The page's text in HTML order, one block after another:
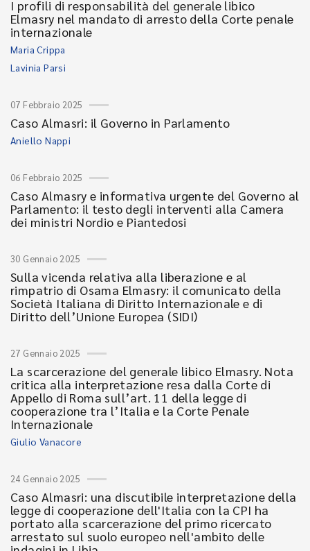
I profili di responsabilità del generale libico
Elmasry nel mandato di arresto della Corte penale
internazionale
Maria Crippa
Lavinia Parsi
07 Febbraio 2025
Caso Almasri: il Governo in Parlamento
Aniello Nappi
06 Febbraio 2025
Caso Almasry e informativa urgente del Governo al
Parlamento: il testo degli interventi alla Camera
dei ministri Nordio e Piantedosi
30 Gennaio 2025
Sulla vicenda relativa alla liberazione e al
rimpatrio di Osama Elmasry: il comunicato della
Società Italiana di Diritto Internazionale e di
Diritto dell’Unione Europea (SIDI)
27 Gennaio 2025
La scarcerazione del generale libico Elmasry. Nota
critica alla interpretazione resa dalla Corte di
Appello di Roma sull’art. 11 della legge di
cooperazione tra l’Italia e la Corte Penale
Internazionale
Giulio Vanacore
24 Gennaio 2025
Caso Almasri: una discutibile interpretazione della
legge di cooperazione dell'Italia con la CPI ha
portato alla scarcerazione del primo ricercato
arrestato sul suolo europeo nell'ambito delle